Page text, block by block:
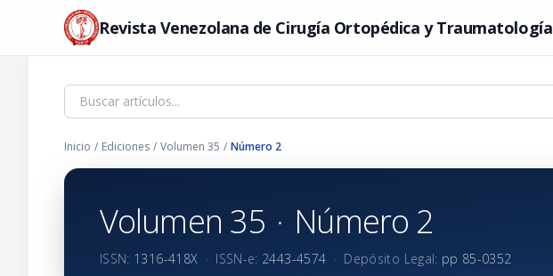
Revista Venezolana de Cirugía Ortopédica y Traumatología
Inicio / Ediciones / Volumen 35 / Número 2
Volumen 35 · Número 2
ISSN: 1316-418X · ISSN-e: 2443-4574 · Depósito Legal: pp 85-0352